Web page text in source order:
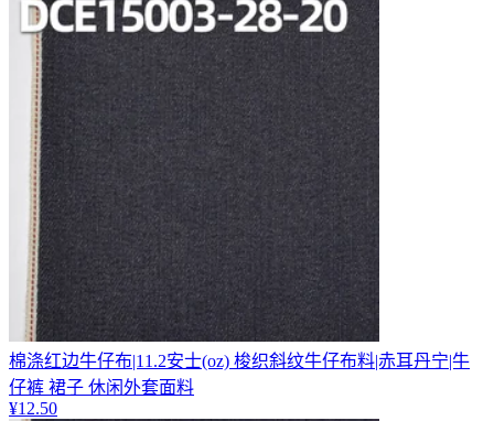
棉涤红边牛仔布|11.2安士(oz) 梭织斜纹牛仔布料|赤耳丹宁|牛
仔裤 裙子 休闲外套面料
¥12.50